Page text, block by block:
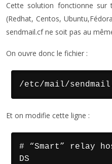
Cette solution fonctionne sur
(Redhat, Centos,
sendmail.cf ne soit pas au
On ouvre donc le fichier :
/etc/mail/
Et on modifie cette ligne :
# “Smart” relay
DS